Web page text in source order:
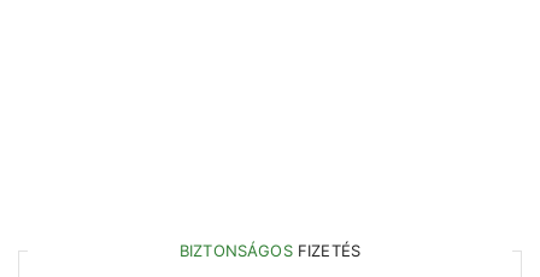
BIZTONSÁGOSFIZETÉS